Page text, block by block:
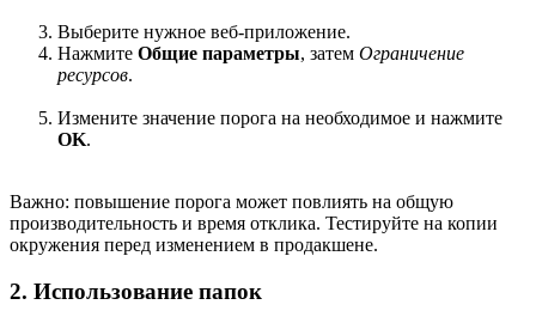
Выберите нужное веб-приложение.
Нажмите Общие параметры, затем Ограничение
ресурсов.
Измените значение порога на необходимое и нажмите
OK.
Важно: повышение порога может повлиять на общую
производительность и время отклика. Тестируйте на копии
окружения перед изменением в продакшене.
2. Использование папок